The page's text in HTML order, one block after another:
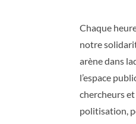
Chaque
notre
arène dans
l’espace
chercheurs et
politisation,